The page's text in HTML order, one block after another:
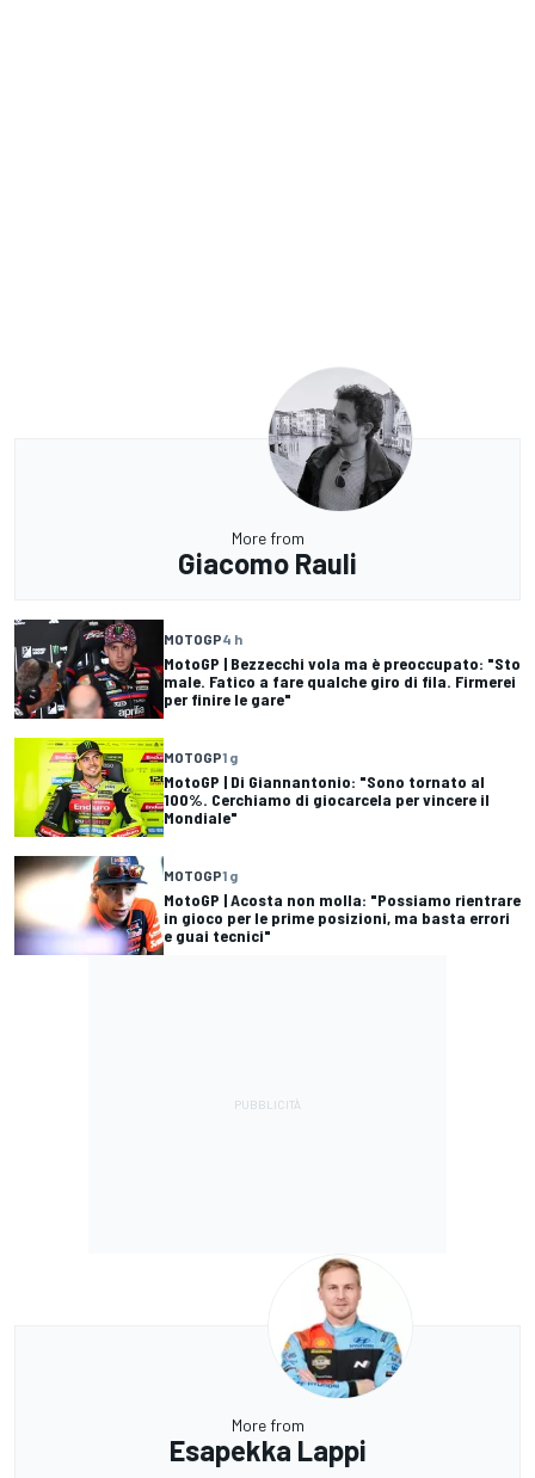
More from
Giacomo Rauli
MOTOGP4 h
MotoGP | Bezzecchi vola ma è preoccupato: "Sto
male. Fatico a fare qualche giro di fila. Firmerei
per finire le gare"
MOTOGP1 g
MotoGP | Di Giannantonio: "Sono tornato al
100%. Cerchiamo di giocarcela per vincere il
Mondiale"
MOTOGP1 g
MotoGP | Acosta non molla: "Possiamo rientrare
in gioco per le prime posizioni, ma basta errori
e guai tecnici"
More from
Esapekka Lappi